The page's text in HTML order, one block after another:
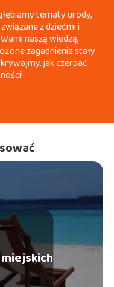
tematy urody,
z dziećmi i
naszą wiedzą,
zagadnienia stały
jak czerpać